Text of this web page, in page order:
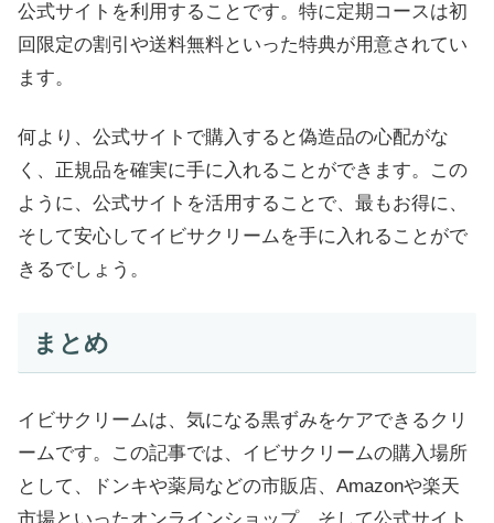
公式サイトを利用することです。特に定期コースは初
回限定の割引や送料無料といった特典が用意されてい
ます。
何より、公式サイトで購入すると偽造品の心配がな
く、正規品を確実に手に入れることができます。この
ように、公式サイトを活用することで、最もお得に、
そして安心してイビサクリームを手に入れることがで
きるでしょう。
まとめ
イビサクリームは、気になる黒ずみをケアできるクリ
ームです。この記事では、イビサクリームの購入場所
として、ドンキや薬局などの市販店、Amazonや楽天